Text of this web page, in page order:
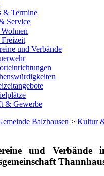
& Termine
Service
und Verbände
& Gewerbe
Balzhausen > Kultur
und Verbände